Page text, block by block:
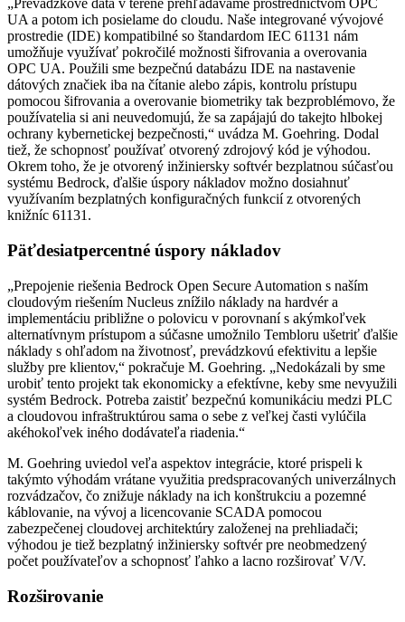
„Prevádzkové dáta v teréne prehľadávame prostredníctvom OPC
UA a potom ich posielame do cloudu. Naše integrované vývojové
prostredie (IDE) kompatibilné so štandardom IEC 61131 nám
umožňuje využívať pokročilé možnosti šifrovania a overovania
OPC UA. Použili sme bezpečnú databázu IDE na nastavenie
dátových značiek iba na čítanie alebo zápis, kontrolu prístupu
pomocou šifrovania a overovanie biometriky tak bezproblémovo, že
používatelia si ani neuvedomujú, že sa zapájajú do takejto hlbokej
ochrany kybernetickej bezpečnosti,“ uvádza M. Goehring. Dodal
tiež, že schopnosť používať otvorený zdrojový kód je výhodou.
Okrem toho, že je otvorený inžiniersky softvér bezplatnou súčasťou
systému Bedrock, ďalšie úspory nákladov možno dosiahnuť
využívaním bezplatných konfiguračných funkcií z otvorených
knižníc 61131.
Päťdesiatpercentné úspory nákladov
„Prepojenie riešenia Bedrock Open Secure Automation s naším
cloudovým riešením Nucleus znížilo náklady na hardvér a
implementáciu približne o polovicu v porovnaní s akýmkoľvek
alternatívnym prístupom a súčasne umožnilo Tembloru ušetriť ďalšie
náklady s ohľadom na životnosť, prevádzkovú efektivitu a lepšie
služby pre klientov,“ pokračuje M. Goehring. „Nedokázali by sme
urobiť tento projekt tak ekonomicky a efektívne, keby sme nevyužili
systém Bedrock. Potreba zaistiť bezpečnú komunikáciu medzi PLC
a cloudovou infraštruktúrou sama o sebe z veľkej časti vylúčila
akéhokoľvek iného dodávateľa riadenia.“
M. Goehring uviedol veľa aspektov integrácie, ktoré prispeli k
takýmto výhodám vrátane využitia predspracovaných univerzálnych
rozvádzačov, čo znižuje náklady na ich konštrukciu a pozemné
káblovanie, na vývoj a licencovanie SCADA pomocou
zabezpečenej cloudovej architektúry založenej na prehliadači;
výhodou je tiež bezplatný inžiniersky softvér pre neobmedzený
počet používateľov a schopnosť ľahko a lacno rozširovať V/V.
Rozširovanie